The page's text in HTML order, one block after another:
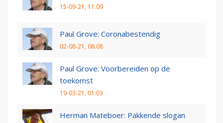
15-09-21, 11:09
Paul Grove: Coronabestendig
02-08-21, 08:08
Paul Grove: Voorbereiden op de
toekomst
19-03-21, 01:03
Herman Mateboer: Pakkende slogan